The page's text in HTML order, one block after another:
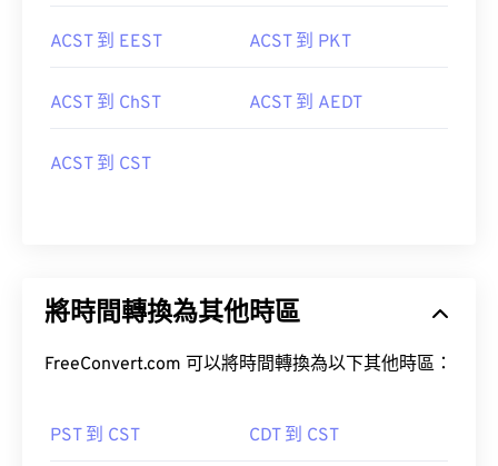
ACST 到 EEST ACST 到 PKT
ACST 到 ChST ACST 到 AEDT
ACST 到 CST
將時間轉換為其他時區
FreeConvert.com 可以將時間轉換為以下其他時區：
PST 到 CST CDT 到 CST